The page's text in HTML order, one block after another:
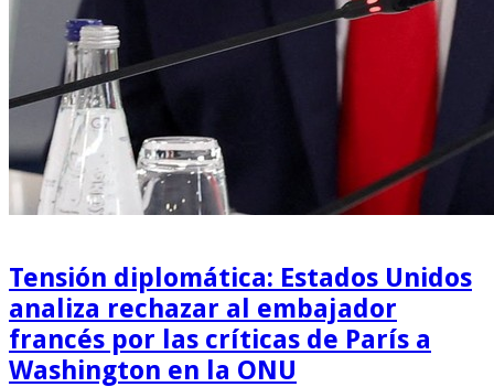
Tensión diplomática: Estados Unidos
analiza rechazar al embajador
francés por las críticas de París a
Washington en la ONU